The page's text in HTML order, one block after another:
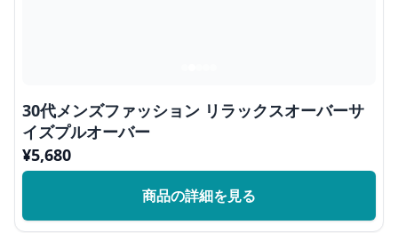
30代メンズファッション リラックスオーバーサ
イズプルオーバー
¥5,680
商品の詳細を見る